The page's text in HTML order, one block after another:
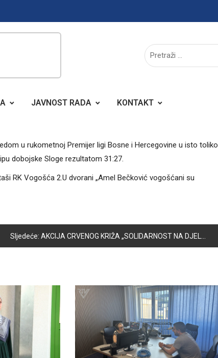
JAVNOST RADA KONTAKT
u rukometnoj Premijer ligi Bosne i Hercegovine u isto toliko
dobojske Sloge rezultatom 31:27.
RK Vogošća 2.U dvorani „Amel Bečković vogošćani su
Sljedeće: AKCIJA CRVENOG KRIŽA „SOLIDARNOST NA DJELU“